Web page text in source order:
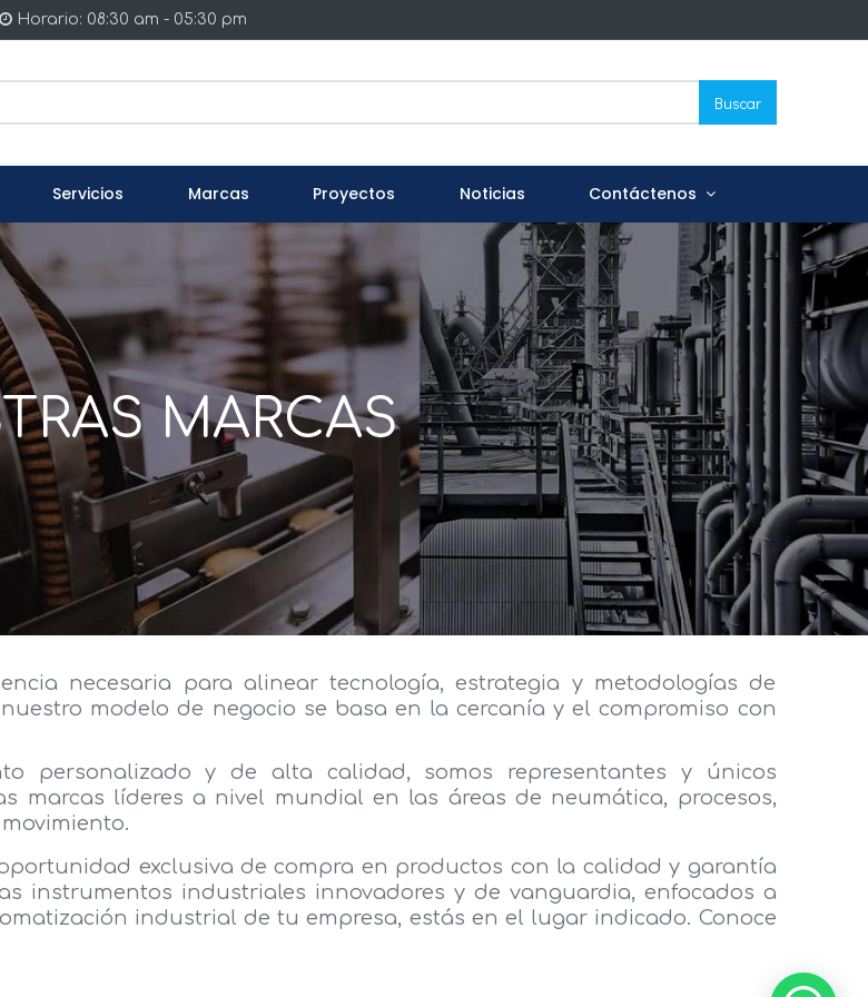
Horario: 08:30 am - 05:30 pm
Buscar
Servicios Marcas Proyectos Noticias Contáctenos
MARCAS
necesaria para alinear tecnología, estrategia y metodologías de
modelo de negocio se basa en la cercanía y el compromiso con
personalizado y de alta calidad, somos representantes y únicos
marcas líderes a nivel mundial en las áreas de neumática, procesos,
exclusiva de compra en productos con la calidad y garantía
instrumentos industriales innovadores y de vanguardia, enfocados a
industrial de tu empresa, estás en el lugar indicado. Conoce